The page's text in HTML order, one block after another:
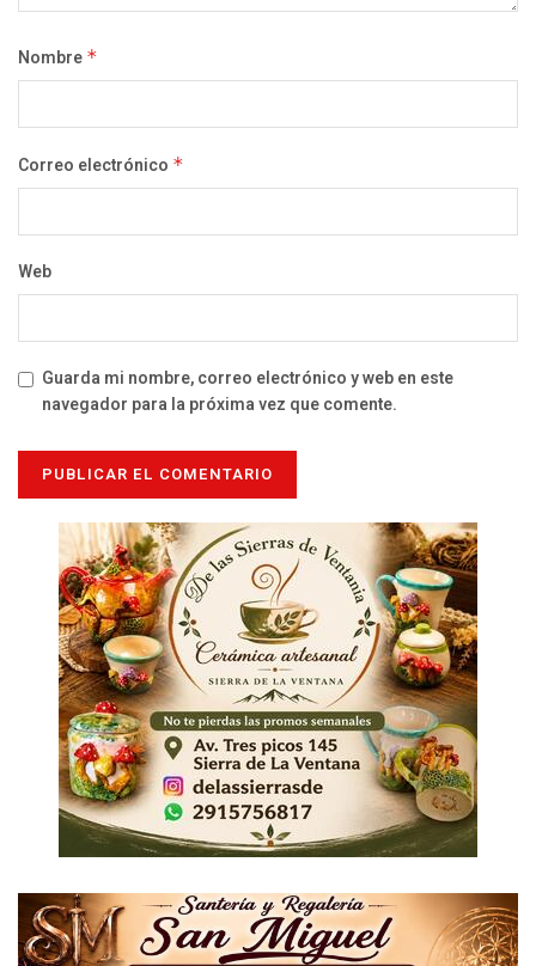
Nombre *
Correo electrónico *
Web
Guarda mi nombre, correo electrónico y web en este
navegador para la próxima vez que comente.